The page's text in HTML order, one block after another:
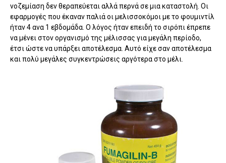
νοζεμίαση δεν θεραπεύεται αλλά περνά σε μια καταστολή. Οι
εφαρμογές που έκαναν παλιά οι μελισσοκόμοι με το φουμιντίλ
ήταν 4 ανα 1 εβδομάδα. Ο λόγος ήταν επειδή το σιρόπι έπρεπε
να μένει στον οργανισμό της μέλισσας για μεγάλη περίοδο,
έτσι ώστε να υπάρξει αποτέλεσμα. Αυτό είχε σαν αποτέλεσμα
και πολύ μεγάλες συγκεντρώσεις αργότερα στο μέλι.